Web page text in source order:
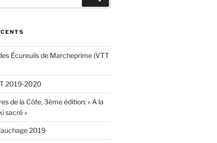
Écureuils de Marcheprime (VTT
2019-2020
de la Côte, 3ème édition: « A la
sacré »
2019